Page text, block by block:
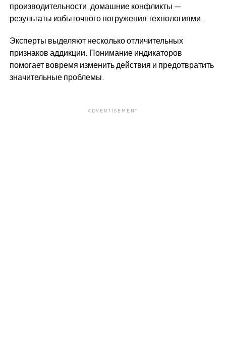
производительности, домашние конфликты —
результаты избыточного погружения технологиями.
Эксперты выделяют несколько отличительных
признаков аддикции. Понимание индикаторов
помогает вовремя изменить действия и предотвратить
значительные проблемы.
ADVERTISEMENT